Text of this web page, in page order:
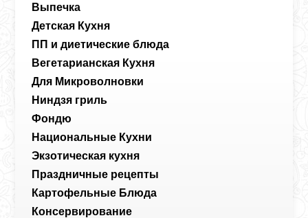
Выпечка
Детская Кухня
ПП и диетические блюда
Вегетарианская Кухня
Для Микроволновки
Ниндзя гриль
Фондю
Национальные Кухни
Экзотическая кухня
Праздничные рецепты
Картофельные Блюда
Консервирование